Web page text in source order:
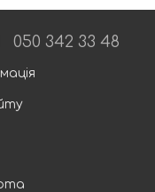
050 342 33 48